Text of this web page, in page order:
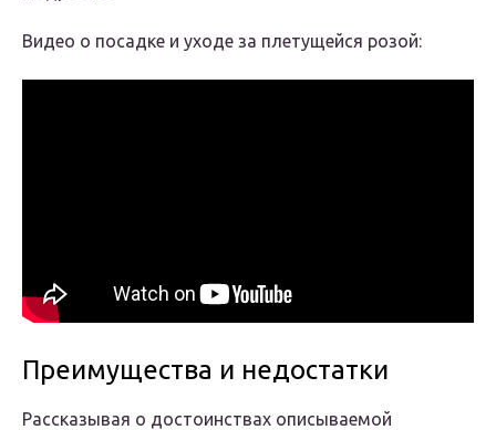
Видео о посадке и уходе за плетущейся розой:
Преимущества и недостатки
Рассказывая о достоинствах описываемой